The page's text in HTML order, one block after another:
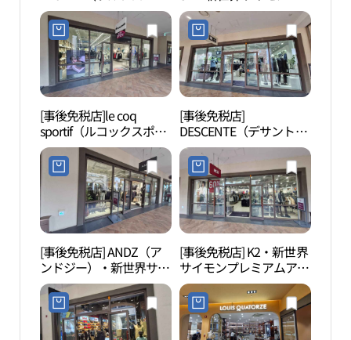
ン）・新世界サイモンプ
レミアムアウトレットシ
フン（始興）店(폴로랄
프로렌 신세계사이먼프
리미엄아울렛 시흥점)
レミアムアウトレットシ
フン（始興）店(ABC마트
ST 신세계사이먼프리미
엄아울렛 시흥점)
[事後免税店]le coq
sportif（ルコックスポル
ティフ）・新世界サイモ
ンプレミアムアウトレッ
トシフン（始興）店(르
꼬끄스포르티브 신세계
사이먼프리미엄아울렛
시흥점)
[事後免税店]
DESCENTE（デサント）
ゴルフ・新世界サイモン
プレミアムアウトレット
シフン（始興）店(데상
트골프 신세계사이먼프
리미엄아울렛 시흥점)
[事後免税店] ANDZ（ア
ンドジー）・新世界サイ
モンプレミアムアウトレ
ットシフン（始興）店
(앤드지 신세계사이먼프
리미엄아울렛 시흥점)
[事後免税店] K2・新世界
サイモンプレミアムアウ
トレットシフン（始興）
店(K2 신세계사이먼프리
미엄아울렛 시흥점)